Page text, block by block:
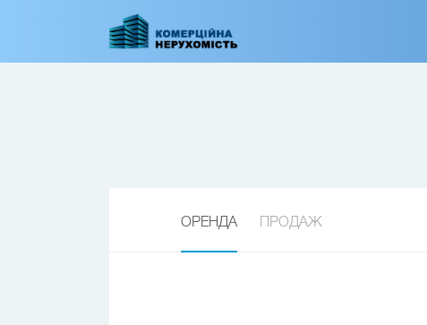
ОРЕНДА ПРОДАЖ